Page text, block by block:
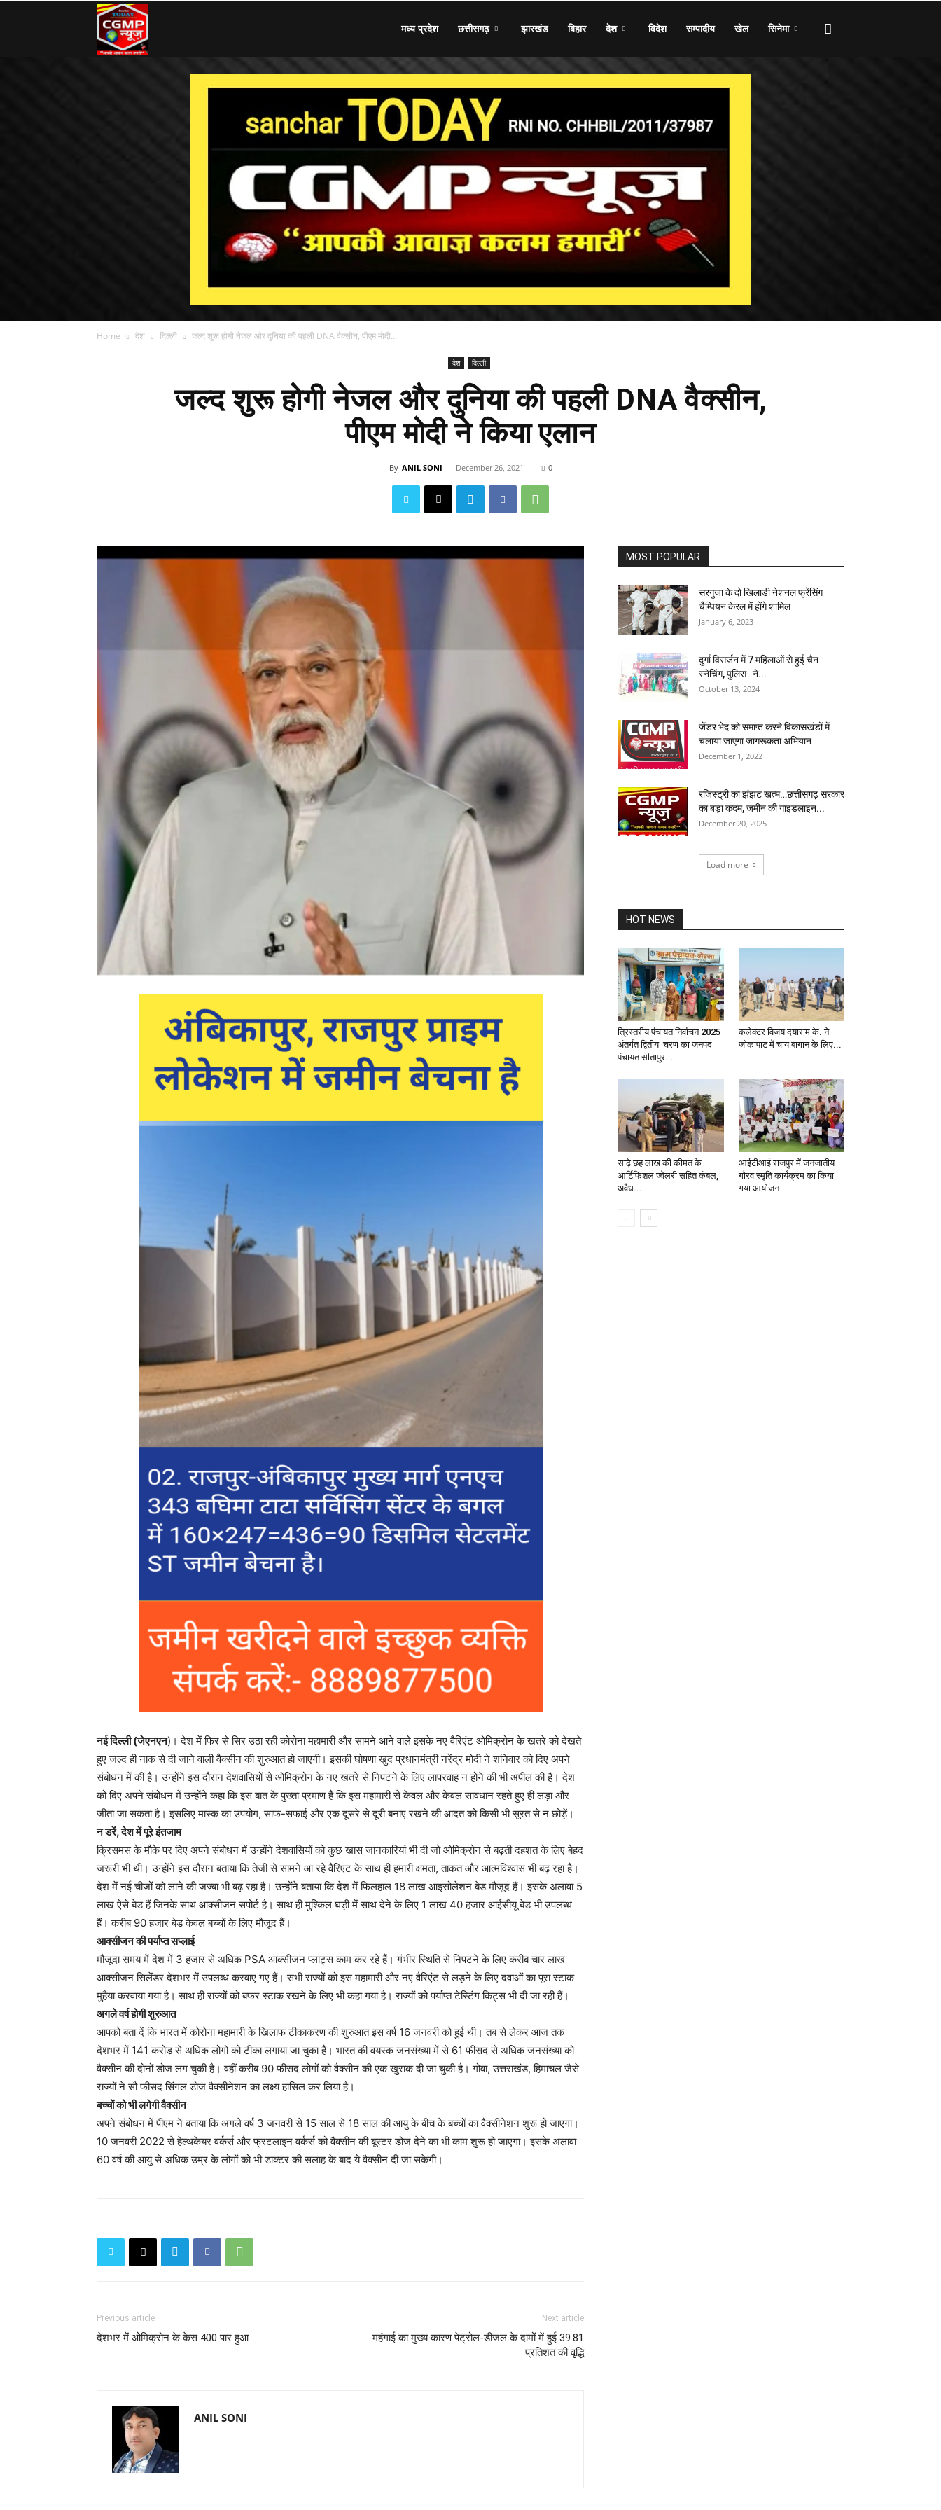
मध्य प्रदेश छत्तीसगढ़ झारखंड बिहार देश विदेश सम्पादीय खेल सिनेमा
Home देश दिल्ली जल्द शुरू होगी नेजल और दुनिया की पहली DNA वैक्सीन, पीएम मोदी...
देश दिल्ली
जल्द शुरू होगी नेजल और दुनिया की पहली DNA वैक्सीन,
पीएम मोदी ने किया एलान
By ANIL SONI - December 26, 2021 0
नई दिल्‍ली (जेएनएन)। देश में फिर से सिर उठा रही कोरोना महामारी और सामने आने वाले इसके नए वैरिएंट ओमिक्रोन के खतरे को देखते
हुए जल्‍द ही नाक से दी जाने वाली वैक्‍सीन की शुरुआत हो जाएगी। इसकी घोषणा खुद प्रधानमंत्री नरेंद्र मोदी ने शनिवार को दिए अपने
संबोधन में की है। उन्‍होंने इस दौरान देशवासियों से ओमिक्रोन के नए खतरे से निपटने के लिए लापरवाह न होने की भी अपील की है। देश
को दिए अपने संबोधन में उन्‍होंने कहा कि इस बात के पुख्‍ता प्रमाण हैं कि इस महामारी से केवल और केवल सावधान रहते हुए ही लड़ा और
जीता जा सकता है। इसलिए मास्‍क का उपयोग, साफ-सफाई और एक दूसरे से दूरी बनाए रखने की आदत को किसी भी सूरत से न छोड़ें।
न डरें, देश में पूरे इंतजाम
क्रिसमस के मौके पर दिए अपने संबोधन में उन्‍होंने देशवासियों को कुछ खास जानकारियां भी दी जो ओमिक्रोन से बढ़ती दहशत के लिए बेहद
जरूरी भी थी। उन्‍होंने इस दौरान बताया कि तेजी से सामने आ रहे वैरिएंट के साथ ही हमारी क्षमता, ताकत और आत्मविश्वास भी बढ़ रहा है।
देश में नई चीजों को लाने की जज्‍बा भी बढ़ रहा है। उन्‍होंने बताया कि देश में फिलहाल 18 लाख आइसोलेशन बेड मौजूद हैं। इसके अलावा 5
लाख ऐसे बेड हैं जिनके साथ आक्‍सीजन सपोर्ट है। साथ ही मुश्किल घड़ी में साथ देने के लिए 1 लाख 40 हजार आईसीयू बेड भी उपलब्‍ध
हैं। करीब 90 हजार बेड केवल बच्‍चों के लिए मौजूद हैं।
आक्‍सीजन की पर्याप्‍त सप्‍लाई
मौजूदा समय में देश में 3 हजार से अधिक PSA आक्‍सीजन प्‍लांट्स काम कर रहे हैं। गंभीर स्थिति से निपटने के लिए करीब चार लाख
आक्‍सीजन सिलेंडर देशभर में उपलब्‍ध करवाए गए हैं। सभी राज्‍यों को इस महामारी और नए वैरिएंट से लड़ने के लिए दवाओं का पूरा स्‍टाक
मुहैया करवाया गया है। साथ ही राज्‍यों को बफर स्‍टाक रखने के लिए भी कहा गया है। राज्‍यों को पर्याप्त टेस्टिंग किट्स भी दी जा रही हैं।
अगले वर्ष होगी शुरुआत
आपको बता दें कि भारत में कोरोना महामारी के खिलाफ टीकाकरण की शुरुआत इस वर्ष 16 जनवरी को हुई थी। तब से लेकर आज तक
देशभर में 141 करोड़ से अधिक लोगों को टीका लगाया जा चुका है। भारत की वयस्क जनसंख्या में से 61 फीसद से अधिक जनसंख्या को
वैक्सीन की दोनों डोज लग चुकी है। वहीं करीब 90 फीसद लोगों को वैक्‍सीन की एक खुराक दी जा चुकी है। गोवा, उत्तराखंड, हिमाचल जैसे
राज्यों ने सौ फीसद सिंगल डोज वैक्‍सीनेशन का लक्ष्य हासिल कर लिया है।
बच्‍चों को भी लगेगी वैक्‍सीन
अपने संबोधन में पीएम ने बताया कि अगले वर्ष 3 जनवरी से 15 साल से 18 साल की आयु के बीच के बच्‍चों का वैक्‍सीनेशन शुरू हो जाएगा।
10 जनवरी 2022 से हेल्‍थकेयर वर्कर्स और फ्रंटलाइन वर्कर्स को वैक्‍सीन की बूस्‍टर डोज देने का भी काम शुरू हो जाएगा। इसके अलावा
60 वर्ष की आयु से अधिक उम्र के लोगों को भी डाक्‍टर की सलाह के बाद ये वैक्‍सीन दी जा सकेगी।
Previous article
देशभर में ओमिक्रोन के केस 400 पार हुआ
Next article
महंगाई का मुख्य कारण पेट्रोल-डीजल के दामों में हुई 39.81
प्रतिशत की वृद्धि
ANIL SONI
MOST POPULAR
सरगुजा के दो खिलाड़ी नेशनल फ्रेंसिंग
चैम्पियन केरल में होंगे शामिल
January 6, 2023
दुर्गा विसर्जन में 7 महिलाओं से हुई चैन
स्नेचिंग, पुलिस ने...
October 13, 2024
जेंडर भेद को समाप्त करने विकासखंडों में
चलाया जाएगा जागरूकता अभियान
December 1, 2022
रजिस्ट्री का झंझट खत्म…छत्तीसगढ़ सरकार
का बड़ा कदम, जमीन की गाइडलाइन...
December 20, 2025
Load more
HOT NEWS
त्रिस्तरीय पंचायत निर्वाचन 2025
अंतर्गत द्वितीय चरण का जनपद
पंचायत सीतापुर...
कलेक्टर विजय दयाराम के. ने
जोकापाट में चाय बागान के लिए...
साढ़े छह लाख की कीमत के
आर्टिफिशल ज्वेलरी सहित कंबल,
अवैध...
आईटीआई राजपुर में जनजातीय
गौरव स्मृति कार्यक्रम का किया
गया आयोजन